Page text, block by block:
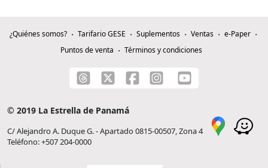
¿Quiénes somos? Tarifario GESE Suplementos Ventas
e-Paper
Puntos de venta
Términos y condiciones
© 2019 La Estrella de Panamá
C/ Alejandro A. Duque G. - Apartado 0815-00507, Zona 4
Teléfono: +507 204-0000